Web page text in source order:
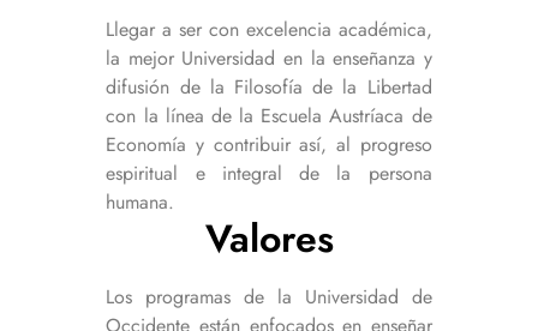
Llegar a ser con excelencia académica,
la mejor Universidad en la enseñanza y
difusión de la Filosofía de la Libertad
con la línea de la Escuela Austríaca de
Economía y contribuir así, al progreso
espiritual e integral de la persona
humana.
Valores
Los programas de la Universidad de